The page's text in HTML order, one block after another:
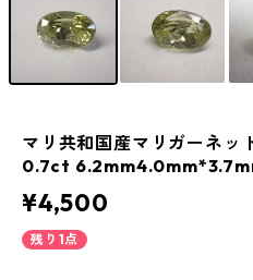
マリ共和国産マリガーネッ
0.7ct
¥4,500
残り1点